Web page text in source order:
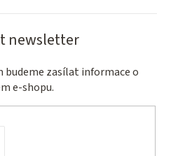
newsletter
budeme zasílat informace o
e-shopu.